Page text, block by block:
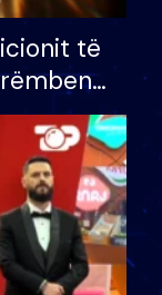
të
eurosh